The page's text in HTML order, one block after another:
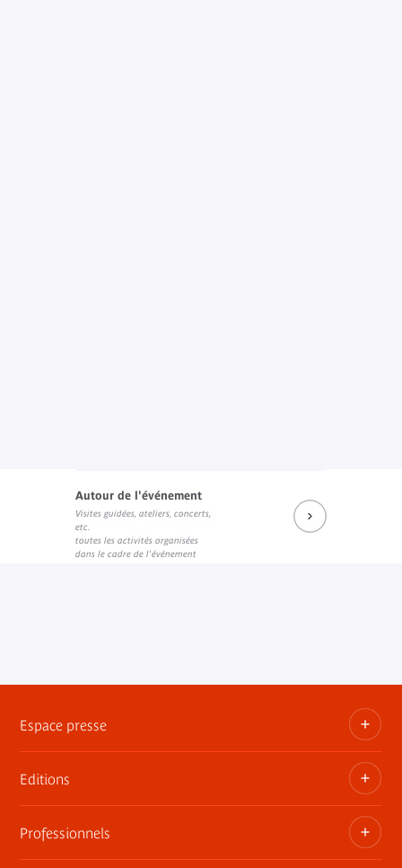
Autour de l'événement
Visites guidées, ateliers, concerts,
etc.
toutes les activités organisées
dans le cadre de l'événement
Espace presse
Dossiers, communiqués, bandes annonces
Contact presse
Editions
Les publications du musée
Professionnels